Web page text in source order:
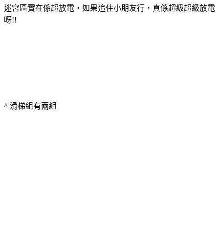
迷宮區實在係超放電，如果追住小朋友行，真係超級超級放電
呀!!
^ 滑梯組有兩組